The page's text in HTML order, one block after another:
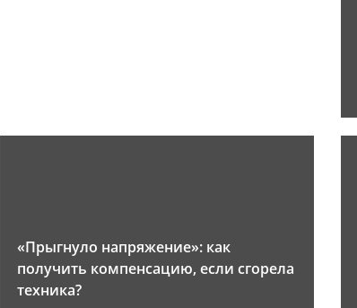
«Прыгнуло напряжение»: как
получить компенсацию, если сгорела
техника?